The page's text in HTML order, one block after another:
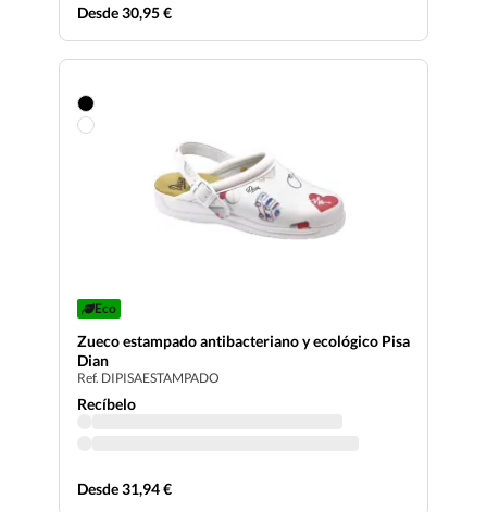
Desde 30,95 €
Eco
Zueco estampado antibacteriano y ecológico Pisa
Dian
Ref. DIPISAESTAMPADO
Recíbelo
Desde 31,94 €